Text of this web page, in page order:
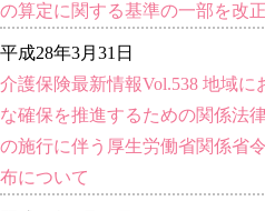
の算定に関する基準の一部を改
平成28年3月31日
介護保険最新情報Vol.538 地域
な確保を推進するための関係法
の施行に伴う厚生労働省関係省
布について